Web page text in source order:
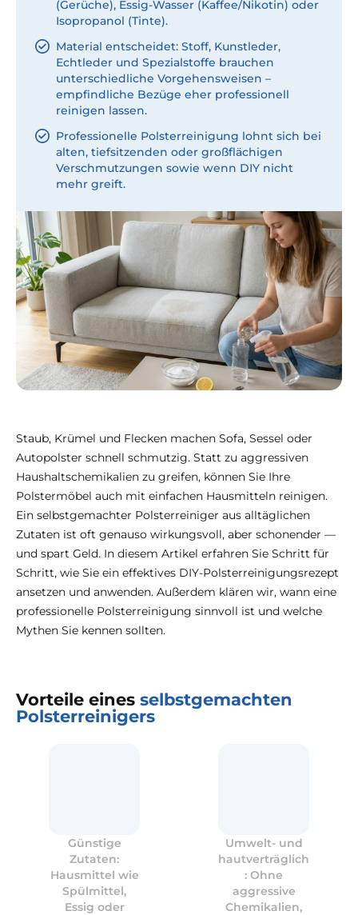
(Gerüche), Essig-Wasser (Kaffee/Nikotin) oder
Isopropanol (Tinte).
Material entscheidet: Stoff, Kunstleder,
Echtleder und Spezialstoffe brauchen
unterschiedliche Vorgehensweisen –
empfindliche Bezüge eher professionell
reinigen lassen.
Professionelle Polsterreinigung lohnt sich bei
alten, tiefsitzenden oder großflächigen
Verschmutzungen sowie wenn DIY nicht
mehr greift.
Staub, Krümel und Flecken machen Sofa, Sessel oder
Autopolster schnell schmutzig. Statt zu aggressiven
Haushaltschemikalien zu greifen, können Sie Ihre
Polstermöbel auch mit einfachen Hausmitteln reinigen.
Ein selbstgemachter Polsterreiniger aus alltäglichen
Zutaten ist oft genauso wirkungsvoll, aber schonender —
und spart Geld. In diesem Artikel erfahren Sie Schritt für
Schritt, wie Sie ein effektives DIY-Polsterreinigungsrezept
ansetzen und anwenden. Außerdem klären wir, wann eine
professionelle Polsterreinigung sinnvoll ist und welche
Mythen Sie kennen sollten.
Vorteile eines selbstgemachten
Polsterreinigers
Günstige
Zutaten:
Hausmittel wie
Spülmittel,
Essig oder
Umwelt- und
hautverträglich
: Ohne
aggressive
Chemikalien,